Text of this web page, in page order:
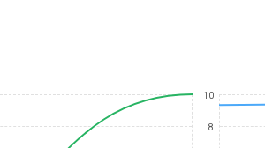
10
8